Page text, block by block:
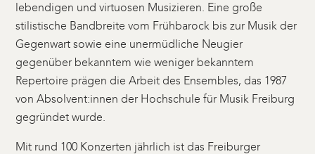
lebendigen und virtuosen Musizieren. Eine große
stilistische Bandbreite vom Frühbarock bis zur Musik der
Gegenwart sowie eine unermüdliche Neugier
gegenüber bekanntem wie weniger bekanntem
Repertoire prägen die Arbeit des Ensembles, das 1987
von Absolvent:innen der Hochschule für Musik Freiburg
gegründet wurde.
Mit rund 100 Konzerten jährlich ist das Freiburger